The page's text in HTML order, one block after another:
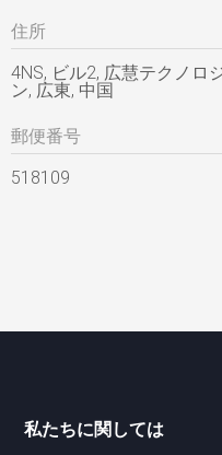
住所
4NS, ビル2, 広慧テクノロ
ン, 広東, 中国
郵便番号
518109
私たちに関しては